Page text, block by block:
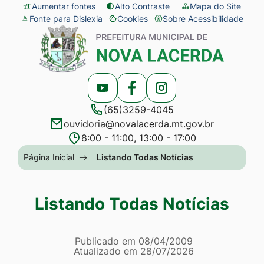
Seção
de
atalhos
acessibilidade
Ir
para
conteúdo
menu
[alt+2]
para
Aumentar fontes Alto Contraste
Mapa do Site
Fonte para Dislexia
Cookies
Abrir
preferências
de
cookies
Sobre Acessibilidade
Seção
menu
Acessar
a
Rede
Social
Acessar
a
Rede
Social
Acessar
a
Rede
Social
(65)3259-4045
ouvidoria@novalacerda.mt.gov.br
8:00 - 11:00, 13:00 - 17:00
Seção
do
principal
Página Inicial Listando Todas Notícias
Listando Todas Notícias
Página Listando Todas
Informações
Publicado em 08/04/2009
Atualizado em 28/07/2026